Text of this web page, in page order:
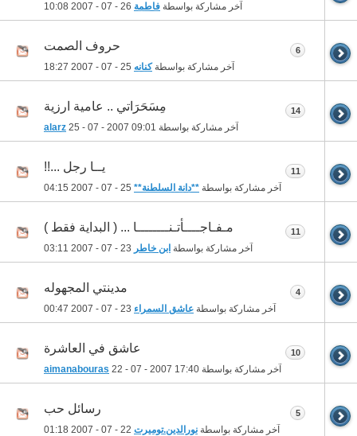
آخر مشاركة بواسطة فاطمة 10:08
حروف الصمت
آخر مشاركة بواسطةكنانه 18:27
6
مِسَحَرَاتي .. عامية ارزية
آخر مشاركة بواسطة alarz 25 - 07 - 2007 09:01
14
يــا رجل ...!!
آخر مشاركة بواسطة **دانة السلطنة** 04:15
11
مـفـاجــــأتـنــــــــا ... ( البداية فقط )
آخر مشاركة بواسطة ابن خاطر 03:11
11
مدينتي المجهوله
آخر مشاركة بواسطة عاشق السمراء 00:47
4
عاشق في العاشرة
آخر مشاركة بواسطة aimanabouras 22 - 07 - 2007 17:40
10
رسائل حب
آخر مشاركة بواسطة نورالدين.توميرت 01:18
5